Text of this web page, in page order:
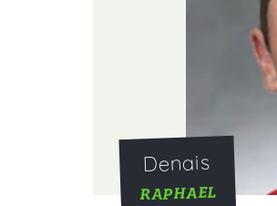
Denais
RAPHAEL